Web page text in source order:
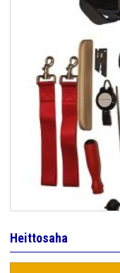
Heittosaha